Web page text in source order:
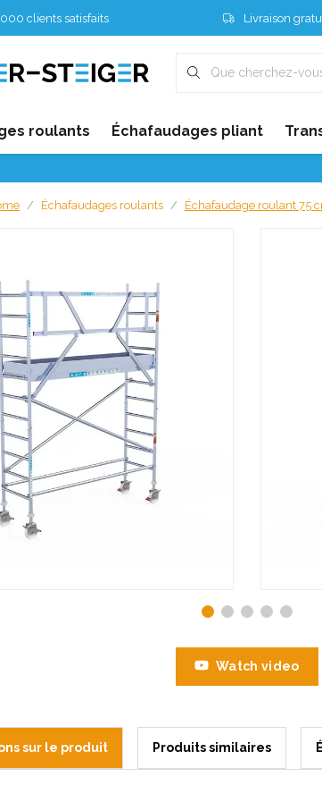
clients satisfaits Livraison
roulants Échafaudages pliant
Échafaudages roulants Échafaudage roulant 75
Watch video
sur le produit Produits similaires